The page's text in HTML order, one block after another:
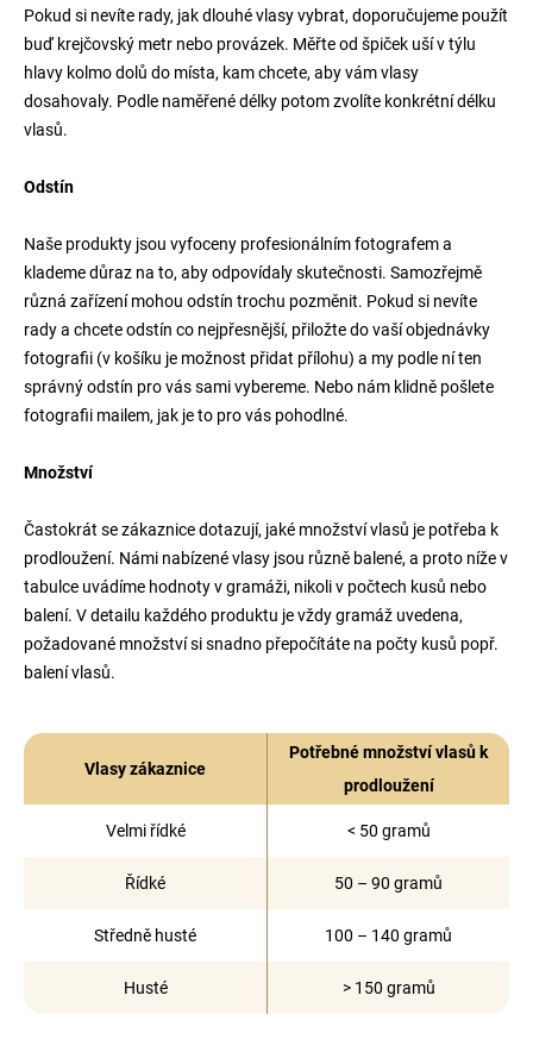
Pokud si nevíte rady, jak dlouhé vlasy vybrat, doporučujeme použít
buď krejčovský metr nebo provázek. Měřte od špiček uší v týlu
hlavy kolmo dolů do místa, kam chcete, aby vám vlasy
dosahovaly. Podle naměřené délky potom zvolíte konkrétní délku
vlasů.
Odstín
Naše produkty jsou vyfoceny profesionálním fotografem a
klademe důraz na to, aby odpovídaly skutečnosti. Samozřejmě
různá zařízení mohou odstín trochu pozměnit. Pokud si nevíte
rady a chcete odstín co nejpřesnější, přiložte do vaší objednávky
fotografii (v košíku je možnost přidat přílohu) a my podle ní ten
správný odstín pro vás sami vybereme. Nebo nám klidně pošlete
fotografii mailem, jak je to pro vás pohodlné.
Množství
Častokrát se zákaznice dotazují, jaké množství vlasů je potřeba k
prodloužení. Námi nabízené vlasy jsou různě balené, a proto níže v
tabulce uvádíme hodnoty v gramáži, nikoli v počtech kusů nebo
balení. V detailu každého produktu je vždy gramáž uvedena,
požadované množství si snadno přepočítáte na počty kusů popř.
balení vlasů.
Vlasy zákaznice
Potřebné množství vlasů k
prodloužení
Velmi řídké < 50 gramů
Řídké 50 – 90 gramů
Středně husté 100 – 140 gramů
Husté > 150 gramů
a
j
í
t
Hledat